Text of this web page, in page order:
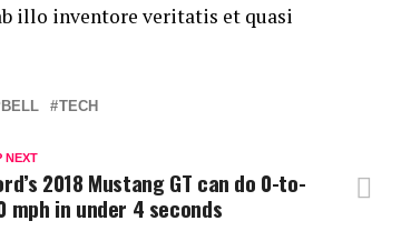
illo inventore veritatis et quasi
TECH
NEXT
2018 Mustang GT can do 0-to-
mph in under 4 seconds